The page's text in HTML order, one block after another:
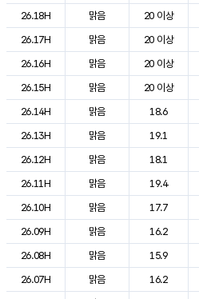
26.18H
맑음 20 이상
26.17H
맑음 20 이상
26.16H
맑음 20 이상
26.15H
맑음 20 이상
26.14H
맑음 18.6
26.13H
맑음 19.1
26.12H
맑음 18.1
26.11H
맑음 19.4
26.10H
맑음 17.7
26.09H
맑음 16.2
26.08H
맑음 15.9
26.07H
맑음 16.2